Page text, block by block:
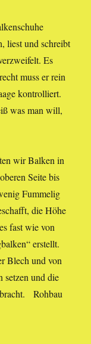
liest und schreibt
Es
muss er rein
kontrolliert.
was man will,
wir Balken in
Seite bis
Fummelig
die Höhe
fast wie von
erstellt.
Blech und von
setzen und die
Rohbau